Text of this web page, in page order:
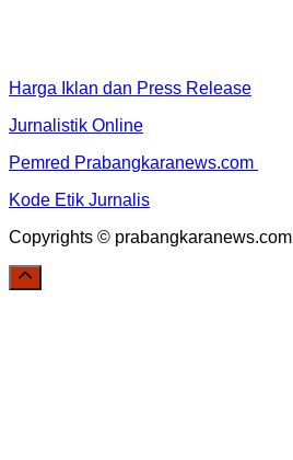
Harga Iklan dan Press Release
Jurnalistik Online
Pemred Prabangkaranews.com
Kode Etik Jurnalis
Copyrights © prabangkaranews.com